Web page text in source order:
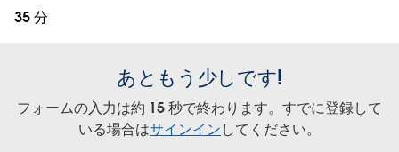
35 分
あともう少しです!
フォームの入力は約 15 秒で終わります。すでに登録して
いる場合はサインインしてください。